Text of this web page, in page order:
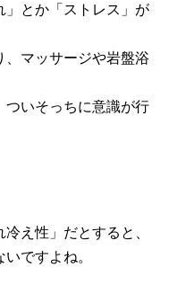
」とか「ストレス」が
マッサージや岩盤浴
ついそっちに意識が行
え性」だとすると、
ですよね。